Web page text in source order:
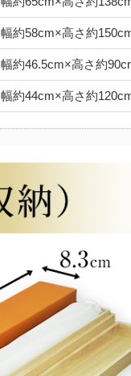
幅約58cm×高さ約
幅約46.5cm×高さ約
幅約44cm×高さ約